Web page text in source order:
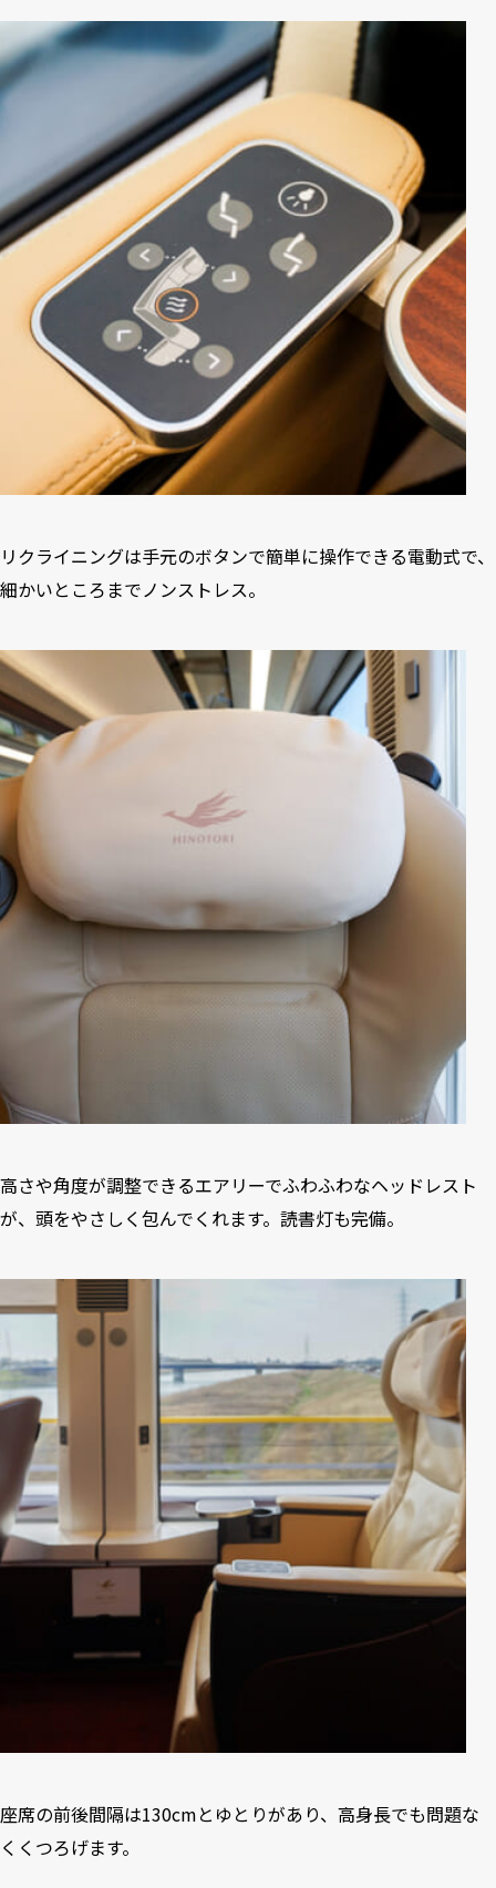
リクライニングは手元のボタンで簡単に操作できる電動式で、
細かいところまでノンストレス。
高さや角度が調整できるエアリーでふわふわなヘッドレスト
が、頭をやさしく包んでくれます。読書灯も完備。
座席の前後間隔は130cmとゆとりがあり、高身長でも問題な
くくつろげます。